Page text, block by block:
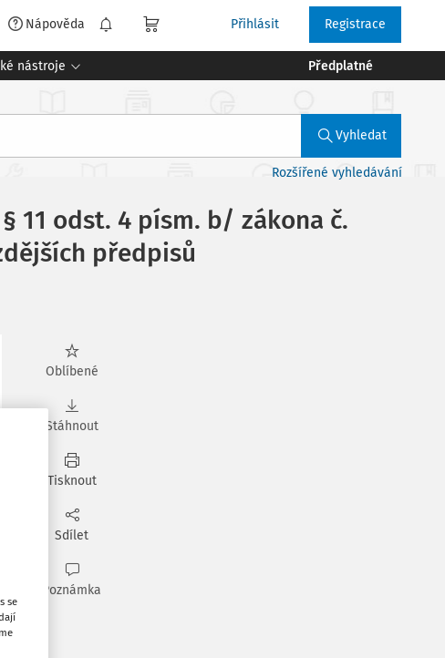
Nápověda Přihlásit Registrace
nástroje Předplatné
Vyhledat
Rozšířené vyhledávání
11 odst. 4 písm. b/ zákona č.
předpisů
Oblíbené
Stáhnout
Tisknout
Sdílet
Poznámka
se